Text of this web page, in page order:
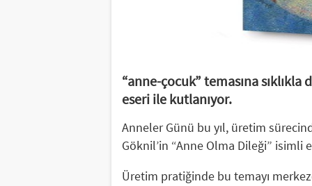
“anne-çocuk” temasına
eseri ile kutlanıyor.
Anneler Günü bu yıl, üretim
Göknil’in “Anne Olma Dileği” isimli
Üretim pratiğinde bu temayı